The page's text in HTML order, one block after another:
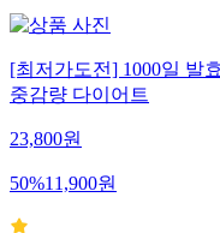
[최저가도전] 1000일 발
중감량 다이어트
23,800원
50%11,900원